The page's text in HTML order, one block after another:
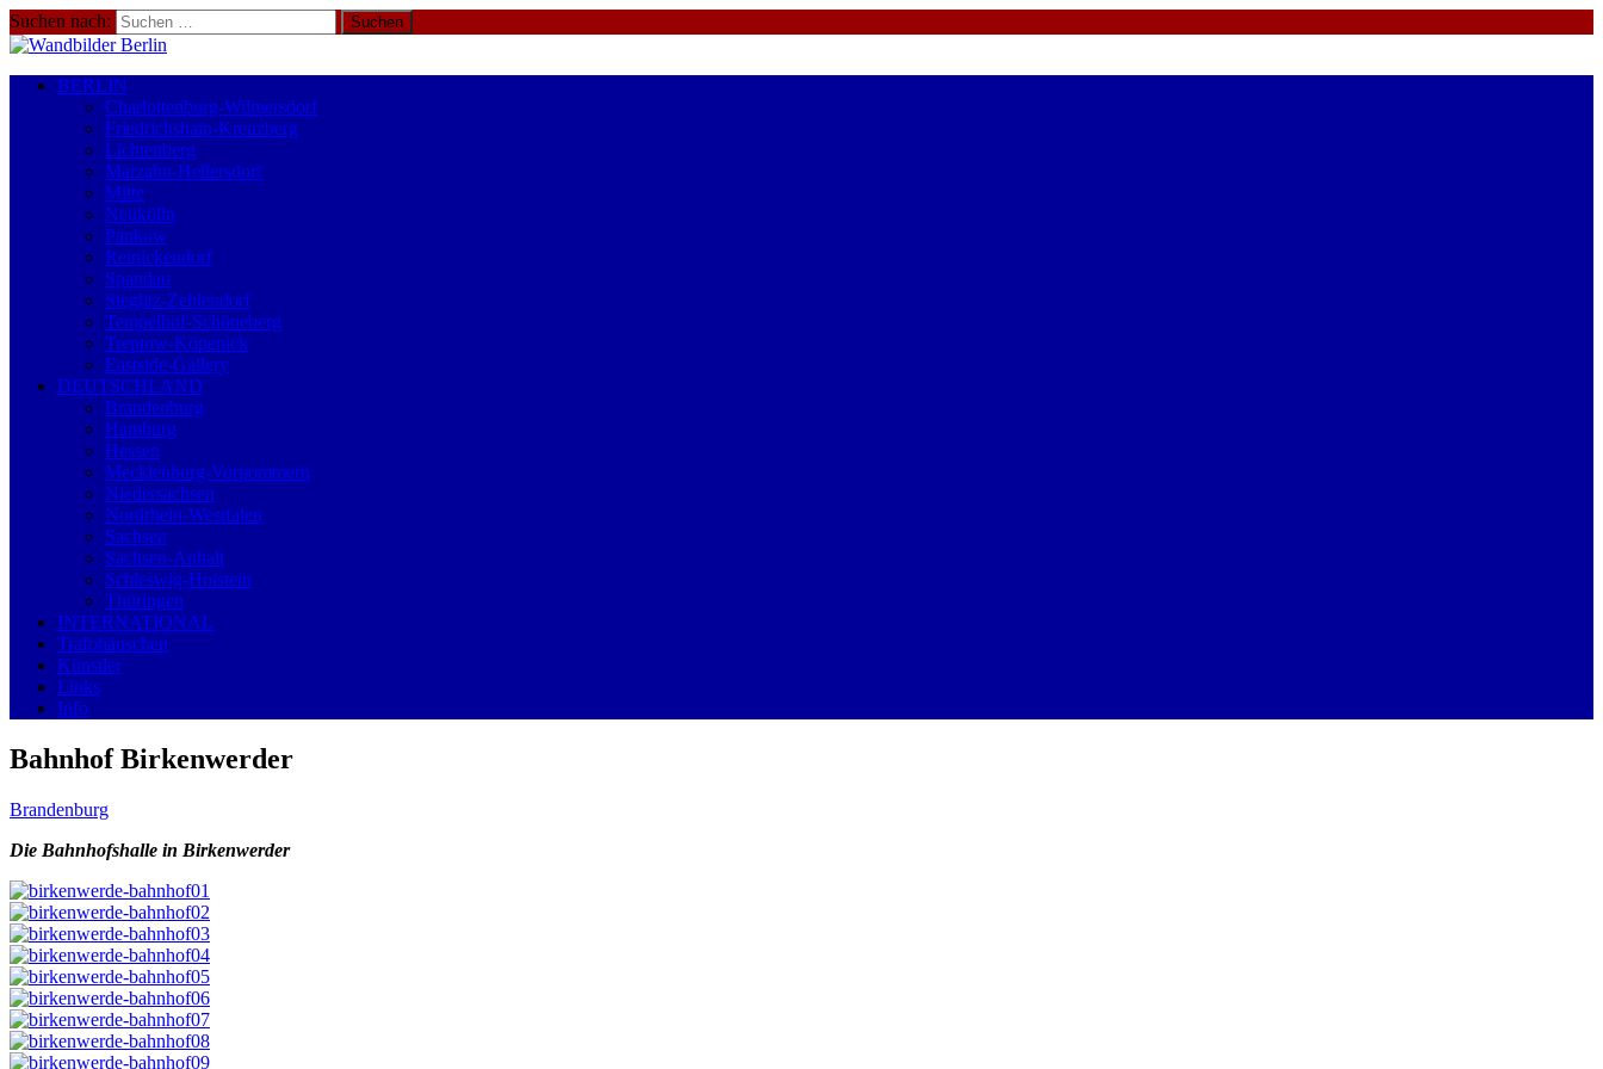
Suchen nach:
BERLIN
Charlottenburg-Wilmersdorf
Friedrichshain-Kreuzberg
Lichtenberg
Marzahn-Hellersdorf
Mitte
Neukölln
Pankow
Reinickendorf
Spandau
Steglitz-Zehlendorf
Tempelhof-Schöneberg
Treptow-Köpenick
Eastside-Gallery
DEUTSCHLAND
Brandenburg
Hamburg
Hessen
Mecklenburg-Vorpommern
Niedersachsen
Nordrhein-Westfalen
Sachsen
Sachsen-Anhalt
Schleswig-Holstein
Thüringen
INTERNATIONAL
Trafohäuschen
Künstler
Links
Info
Bahnhof Birkenwerder
Brandenburg
Die Bahnhofshalle in Birkenwerder